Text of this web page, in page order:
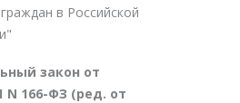
в Российской
закон от
N 166-ФЗ (ред. от